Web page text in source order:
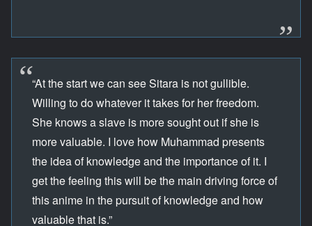
“At the start we can see Sitara is not gullible.
Willing to do whatever it takes for her freedom.
She knows a slave is more sought out if she is
more valuable. I love how Muhammad presents
the idea of knowledge and the importance of it. I
get the feeling this will be the main driving force of
this anime in the pursuit of knowledge and how
valuable that is.”